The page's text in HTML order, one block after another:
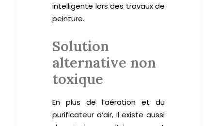
intelligente lors des travaux de
peinture.
Solution
alternative non
toxique
En plus de l’aération et du
purificateur d’air, il existe aussi